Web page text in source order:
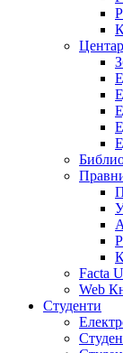
Facta
Web
Студенти